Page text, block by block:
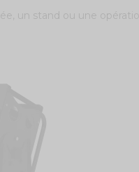
un stand ou une